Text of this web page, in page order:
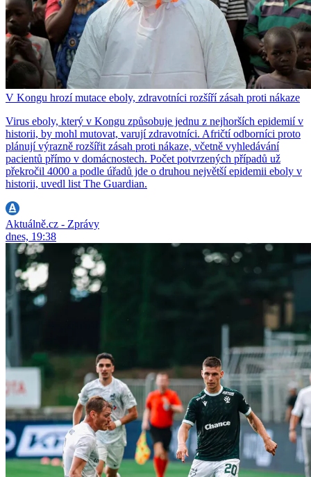
V Kongu hrozí mutace eboly, zdravotníci rozšíří zásah proti nákaze
Virus eboly, který v Kongu způsobuje jednu z nejhorších epidemií v
historii, by mohl mutovat, varují zdravotníci. Afričtí odborníci proto
plánují výrazně rozšířit zásah proti nákaze, včetně vyhledávání
pacientů přímo v domácnostech. Počet potvrzených případů už
překročil 4000 a podle úřadů jde o druhou největší epidemii eboly v
historii, uvedl list The Guardian.
Aktuálně.cz - Zprávy
dnes, 19:38